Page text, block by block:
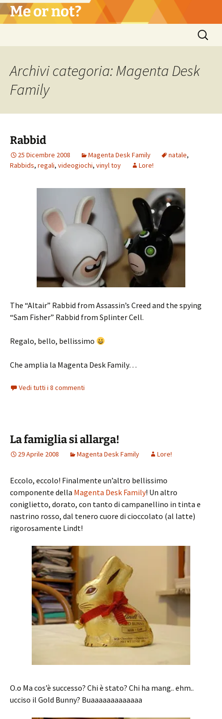
Vai
al Me or not?
Ricerca
per:
Archivi categoria: Magenta Desk
Family
Rabbid
25 Dicembre 2008 Magenta Desk Family natale,
Rabbids, regali, videogiochi, vinyl toy Lore!
The “Altair” Rabbid from Assassin’s Creed and the spying
“Sam Fisher” Rabbid from Splinter Cell.
Regalo, bello, bellissimo
Che amplia la Magenta Desk Family…
Vedi tutti i 8 commenti
La famiglia si allarga!
29 Aprile 2008 Magenta Desk Family Lore!
Eccolo, eccolo! Finalmente un’altro bellissimo
componente della Magenta Desk Family! Un altro
coniglietto, dorato, con tanto di campanellino in tinta e
nastrino rosso, dal tenero cuore di cioccolato (al latte)
rigorosamente Lindt!
O.o Ma cos’è successo? Chi è stato? Chi ha mang.. ehm..
ucciso il Gold Bunny? Buaaaaaaaaaaaaa